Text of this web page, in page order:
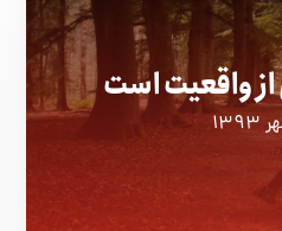
واقعیت است